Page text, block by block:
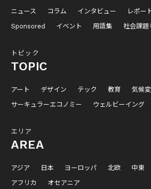
ニュース コラム インタビュー レポー
Sponsored
イベント 用語集 社会課題
トピック
TOPIC
アート デザイン テック 教育
気候
サーキュラーエコノミー
ウェルビーイング
エリア
AREA
アジア 日本 ヨーロッパ 北欧 中東
アフリカ
オセアニア